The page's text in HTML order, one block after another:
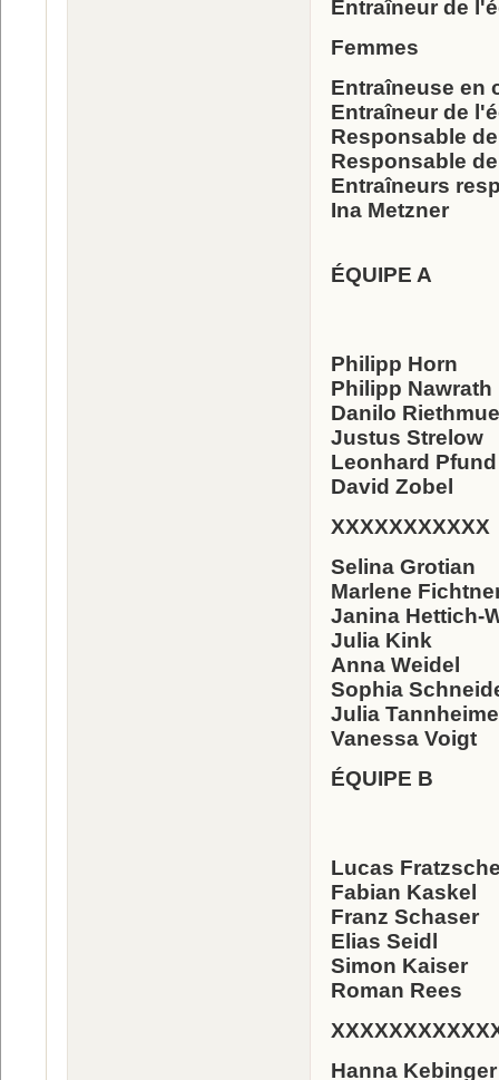
Entraîneur de
Femmes
Entraîneuse en
Entraîneur de
Responsable
Responsable
Entraîneurs
Ina Metzner
ÉQUIPE A
Philipp Horn
Philipp Nawrath
Danilo
Justus Strelow
Leonhard Pfund
David Zobel
XXXXXXXXXXX
Selina Grotian
Marlene
Janina Hettich-
Julia Kink
Anna Weidel
Sophia
Julia
Vanessa Voigt
ÉQUIPE B
Lucas
Fabian Kaskel
Franz Schaser
Elias Seidl
Simon Kaiser
Roman Rees
Hanna Kebinger